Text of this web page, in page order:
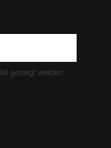
gezeigt werden.